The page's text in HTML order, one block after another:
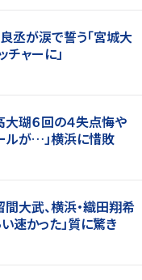
丞が涙で誓う「宮城大
ャーに」
大瑚６回の４失点悔や
ルが…」横浜に惜敗
大武、横浜・織田翔希
速かった」質に驚き